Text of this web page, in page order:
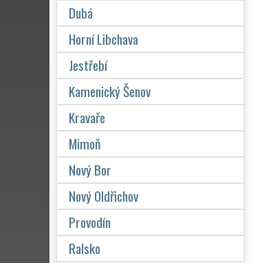
Dubá
Horní Libchava
Jestřebí
Kamenický Šenov
Kravaře
Mimoň
Nový Bor
Nový Oldřichov
Provodín
Ralsko